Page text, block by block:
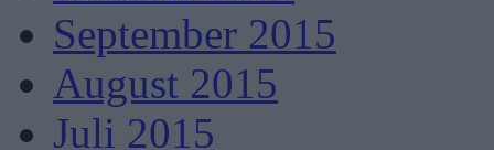
September 2015
August 2015
Juli 2015